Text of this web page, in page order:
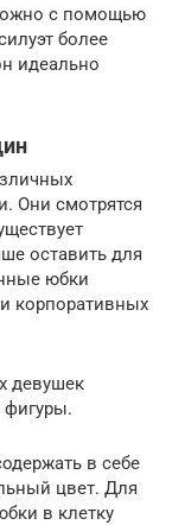
с помощью
более
идеально
Они смотрятся
оставить для
юбки
корпоративных
девушек
фигуры.
в себе
цвет. Для
в клетку